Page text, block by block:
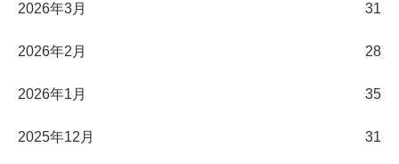
2026年3月 31
2026年2月 28
2026年1月 35
2025年12月 31